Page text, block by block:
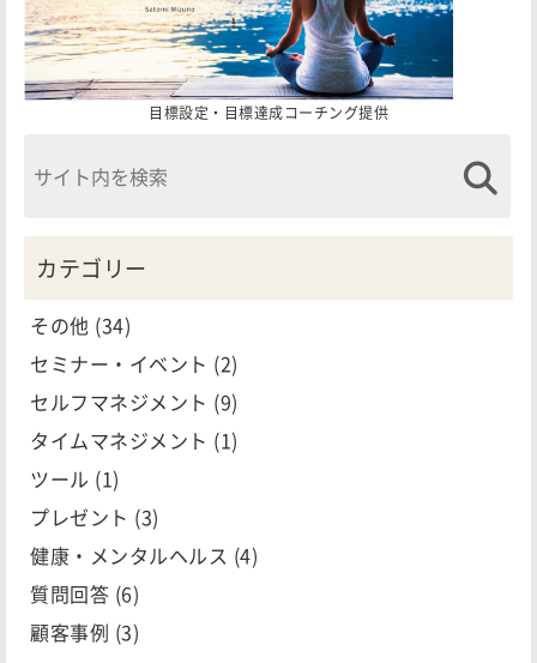
目標設定・目標達成コーチング提供
カテゴリー
その他 (34)
セミナー・イベント (2)
セルフマネジメント (9)
タイムマネジメント (1)
ツール (1)
プレゼント (3)
健康・メンタルヘルス (4)
質問回答 (6)
顧客事例 (3)